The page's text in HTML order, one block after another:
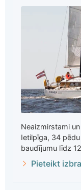
Neaizmirstami
Ietilpīga, 34
baudījumu līdz
Pieteikt